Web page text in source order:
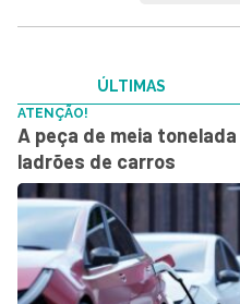
ÚLTIMAS
ATENÇÃO!
A peça de meia
ladrões de carros